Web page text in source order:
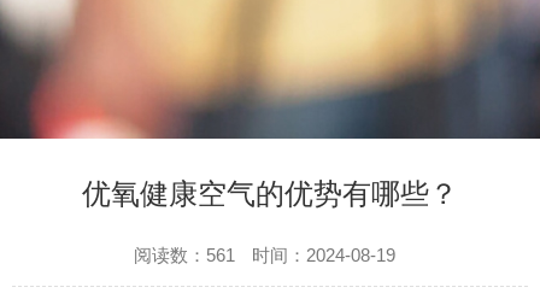
优氧健康空气的优势有哪些？
阅读数：561 时间：2024-08-19